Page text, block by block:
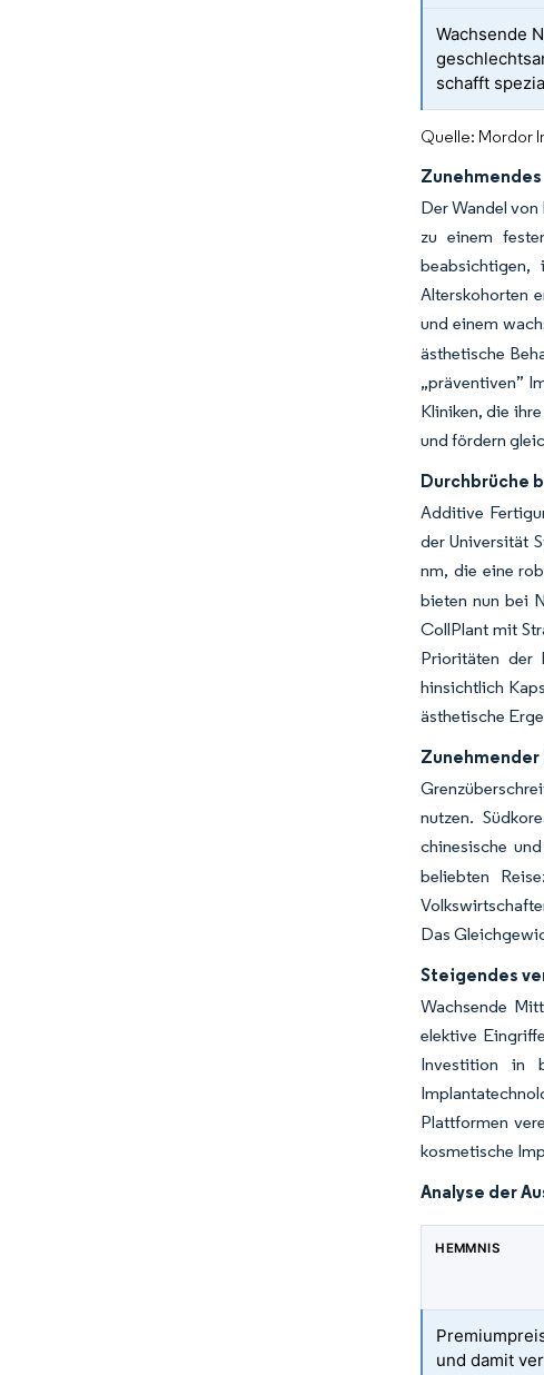
Wachsende
schafft
Quelle: Mordor
Der Wandel
zu einem
Alterskohorten
und einem
ästhetische
„präventiven”
Kliniken, die
und fördern
Durchbrüche
Additive
der Universität
nm, die eine
bieten nun bei
CollPlant mit
Prioritäten der
hinsichtlich
ästhetische
nutzen.
chinesische
beliebten
Das
Steigendes
Wachsende
elektive
Investition in
Plattformen
kosmetische
Analyse der
HEMMNIS
und damit